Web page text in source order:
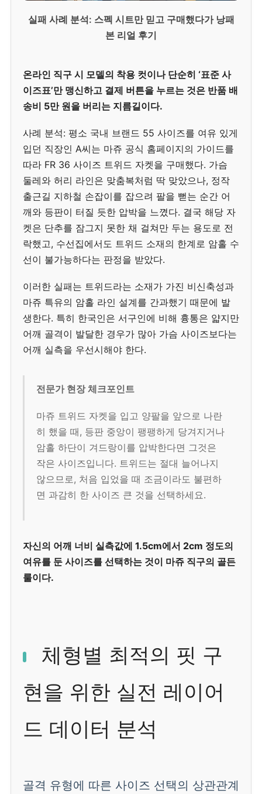
실패 사례 분석: 스펙 시트만 믿고 구매했다가 낭패
본 리얼 후기
온라인 직구 시 모델의 착용 컷이나 단순히 ‘표준 사
이즈표’만 맹신하고 결제 버튼을 누르는 것은 반품 배
송비 5만 원을 버리는 지름길이다.
사례 분석: 평소 국내 브랜드 55 사이즈를 여유 있게
입던 직장인 A씨는 마쥬 공식 홈페이지의 가이드를
따라 FR 36 사이즈 트위드 자켓을 구매했다. 가슴
둘레와 허리 라인은 맞춤복처럼 딱 맞았으나, 정작
출근길 지하철 손잡이를 잡으려 팔을 뻗는 순간 어
깨와 등판이 터질 듯한 압박을 느꼈다. 결국 해당 자
켓은 단추를 잠그지 못한 채 걸쳐만 두는 용도로 전
락했고, 수선집에서도 트위드 소재의 한계로 암홀 수
선이 불가능하다는 판정을 받았다.
이러한 실패는 트위드라는 소재가 가진 비신축성과
마쥬 특유의 암홀 라인 설계를 간과했기 때문에 발
생한다. 특히 한국인은 서구인에 비해 흉통은 얇지만
어깨 골격이 발달한 경우가 많아 가슴 사이즈보다는
어깨 실측을 우선시해야 한다.
전문가 현장 체크포인트
마쥬 트위드 자켓을 입고 양팔을 앞으로 나란
히 했을 때, 등판 중앙이 팽팽하게 당겨지거나
암홀 하단이 겨드랑이를 압박한다면 그것은
작은 사이즈입니다. 트위드는 절대 늘어나지
않으므로, 처음 입었을 때 조금이라도 불편하
면 과감히 한 사이즈 큰 것을 선택하세요.
자신의 어깨 너비 실측값에 1.5cm에서 2cm 정도의
여유를 둔 사이즈를 선택하는 것이 마쥬 직구의 골든
룰이다.
체형별 최적의 핏 구
현을 위한 실전 레이어
드 데이터 분석
골격 유형에 따른 사이즈 선택의 상관관계